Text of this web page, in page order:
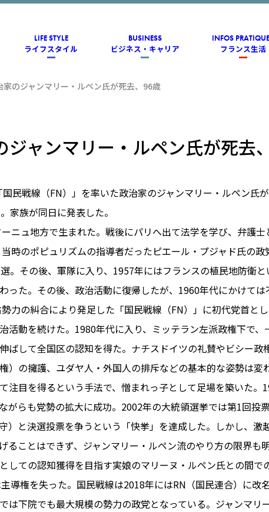
LIFE STYLE
ライフスタイル
BUSINESS
ビジネス・キャリア
INFOS
フランス生活
#レンタカー
リ #お土産
#トリビア
ランス
#フランス交通機関
教育制度
#アプリ
#サステナブル
シピ
#ビューティー
PARIS
FR 03:36
1€＝
お問い合わせ
広告掲載
運営会社
サイトポリシー
家のジャンマリー・ルペン氏が死去、96歳
ジャンマリー・ルペン氏が死去
民戦線（FN）」を率いた政治家のジャンマリー・ルペン氏
家族が同日に発表した。
ニュ地方で生まれた。戦後にパリへ出て法学を学び、弁護士
時のポピュリズムの指導者だったピエール・プジャド氏の政
。その後、軍隊に入り、1957年にはフランスの植民地防衛
った。その後、政治活動に復帰したが、1960年代にかけては
力の糾合により発足した「国民戦線（FN）」に初代党首と
活動を続けた。1980年代に入り、ミッテラン左派政権下で、
ばして全国区の認知を得た。ナチスドイツの礼賛やビシー政
）の擁護、ユダヤ人・外国人の排斥などの基本的な姿勢は変
注目を得るという手法で、憎まれっ子として足場を築いた。
がらも党勢の拡大に成功。2002年の大統領選挙では第1回投
）と決選投票を争うという「快挙」を達成した。しかし、激
ることはできず、ジャンマリー・ルペン流のやり方の限界も
しての認知獲得を目指す実娘のマリーヌ・ルペン氏との間で
導権を失った。国民戦線は2018年にはRN（国民連合）に改
は下院でも最大規模の勢力の政党となっている。ジャンマリ